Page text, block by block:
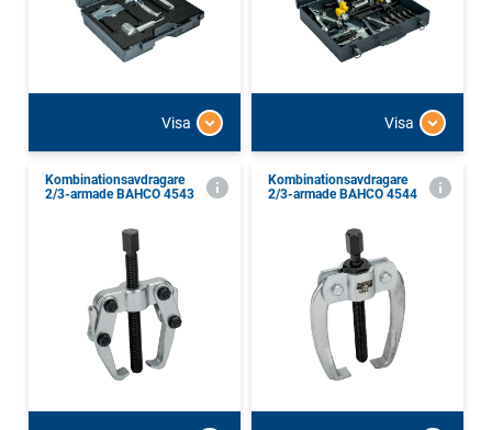
Visa Visa
Kombinationsavdragare
2/3-armade BAHCO 4543
Kombinationsavdragare
2/3-armade BAHCO 4544